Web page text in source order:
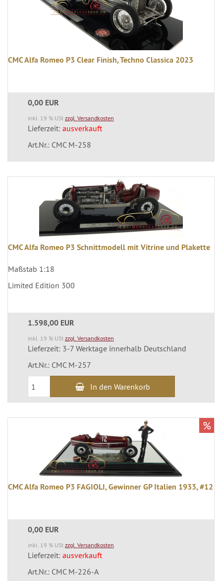
CMC Alfa Romeo P3 Clear Finish, Techno Classica 2023
0,00 EUR
inkl. 19 % USt zzgl. Versandkosten
Lieferzeit: ausverkauft
Art.Nr.: CMC M-258
CMC Alfa Romeo P3 Schnittmodell mit Vitrine und Plakette
Maßstab 1:18
Limited Edition 300
1.598,00 EUR
inkl. 19 % USt zzgl. Versandkosten
Lieferzeit: 3-7 Werktage innerhalb Deutschland
Art.Nr.: CMC M-257
In den Warenkorb
CMC Alfa Romeo P3 FAGIOLI, Gewinner GP Italien 1933, #12
0,00 EUR
inkl. 19 % USt zzgl. Versandkosten
Lieferzeit: ausverkauft
Art.Nr.: CMC M-226-A
%